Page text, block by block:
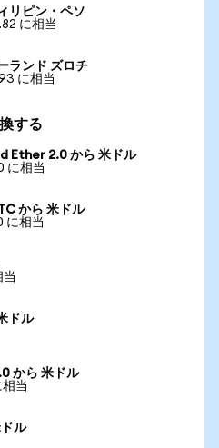
リピン・ペソ
に相当
ランド ズロチ
に相当
する
2.0 から 米ドル
に相当
から 米ドル
に相当
当
ドル
から 米ドル
相当
ル